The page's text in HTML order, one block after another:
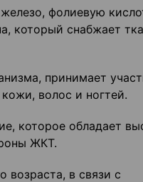
фолиевую
который снабжает
принимает
волос и ногтей.
которое обладает
ЖКТ.
в связи с